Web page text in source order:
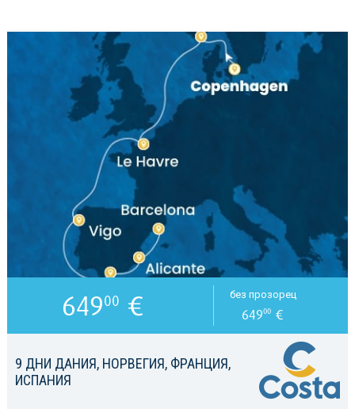
9 ДНИ ДАНИЯ, НОРВЕГИЯ, ФРАНЦИЯ,
ИСПАНИЯ
64900 € без прозорец
64900 €